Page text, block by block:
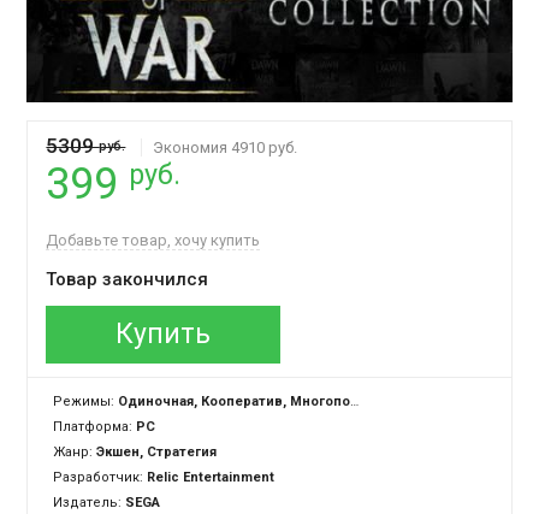
5309руб. Экономия 4910 руб.
399 руб.
Добавьте товар, хочу купить
Товар закончился
Купить
Режимы: Одиночная, Кооператив, Многопользовательская
Платформа: PC
Жанр:Экшен, Стратегия
Разработчик: Relic Entertainment
Издатель: SEGA